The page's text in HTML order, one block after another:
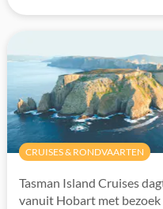
CRUISES & RONDVAARTEN
Tasman Island Cruises
vanuit Hobart met bezoek